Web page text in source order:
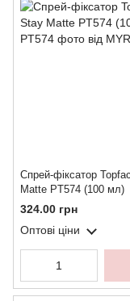
Спрей-фіксатор
Matte PT574 (100 мл)
324.00 грн
Оптові ціни